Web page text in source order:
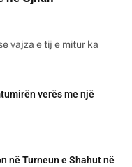
vajza e tij e mitur ka
verës me një
në Turneun e Shahut në